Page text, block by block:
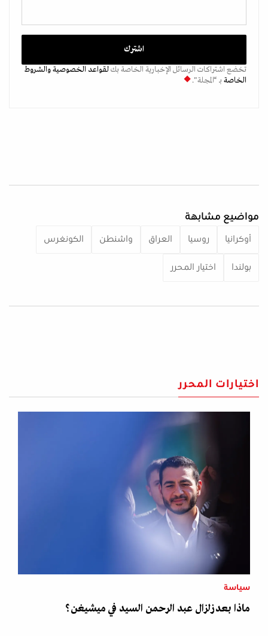
تخضع اشتراكات الرسائل الإخبارية الخاصة بكلقواعد الخصوصيةوالشروط
الخاصة بـ “المجلة".
مواضيع مشابهة
أوكرانيا روسيا العراق واشنطن الكونغرس
بولندا اختيار المحرر
اختيارات المحرر
سياسة
ماذا بعد زلزال عبد الرحمن السيد في ميشيغن؟